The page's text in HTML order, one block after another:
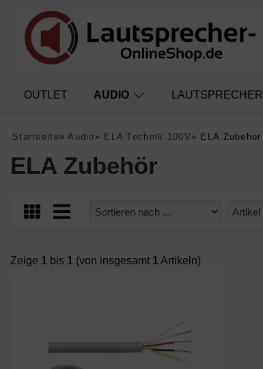
OUTLET AUDIO LAUTSPRECHER
Startseite»Audio » ELA Technik 100V» ELA Zubehör
ELA Zubehör
Zeige 1 bis 1 (von insgesamt 1 Artikeln)